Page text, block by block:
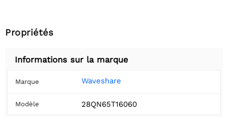
Propriétés
Informations sur la marque
Marque Waveshare
Modèle 28QN65T16060